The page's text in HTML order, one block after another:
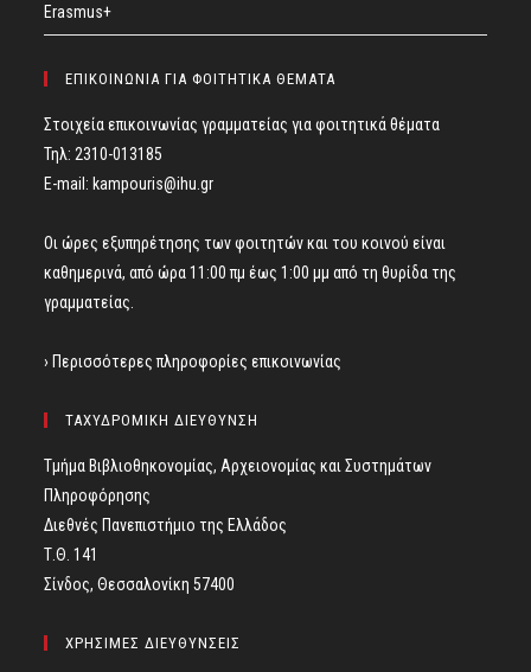
Erasmus+
ΕΠΙΚΟΙΝΩΝΙΑ ΓΙΑ ΦΟΙΤΗΤΙΚΑ ΘΕΜΑΤΑ
Στοιχεία επικοινωνίας γραμματείας για φοιτητικά θέματα
Τηλ: 2310-013185
E-mail:kampouris@ihu.gr
Οι ώρες εξυπηρέτησης των φοιτητών και του κοινού είναι
καθημερινά, από ώρα 11:00 πμ έως 1:00 μμ από τη θυρίδα της
γραμματείας.
› Περισσότερες πληροφορίες επικοινωνίας
ΤΑΧΥΔΡΟΜΙΚΗ ΔΙΕΥΘΥΝΣΗ
Τμήμα Βιβλιοθηκονομίας, Αρχειονομίας και Συστημάτων
Πληροφόρησης
Διεθνές Πανεπιστήμιο της Ελλάδος
Τ.Θ. 141
Σίνδος, Θεσσαλονίκη 57400
ΧΡΗΣΙΜΕΣ ΔΙΕΥΘΥΝΣΕΙΣ